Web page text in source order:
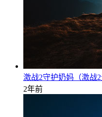
激战2守护奶妈（激战2
2年前